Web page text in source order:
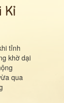
Kỉ
tỉnh
khờ dại
qua